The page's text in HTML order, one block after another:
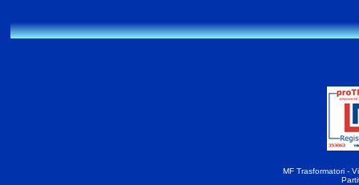
MF Trasformatori -